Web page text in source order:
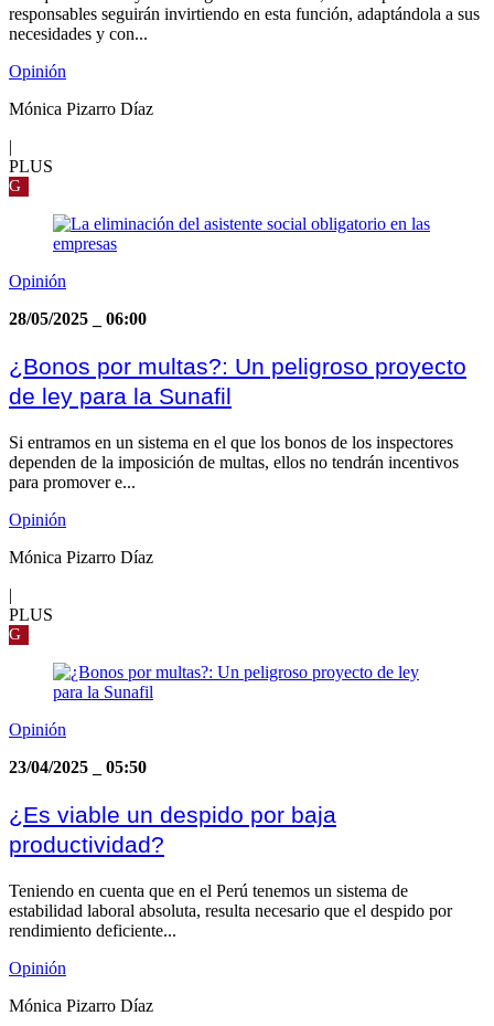
responsables seguirán invirtiendo en esta función, adaptándola a sus
necesidades y con...
Opinión
Mónica Pizarro Díaz
|
PLUS
G
Opinión
28/05/2025
06:00
¿Bonos por multas?: Un peligroso proyecto
de ley para la Sunafil
Si entramos en un sistema en el que los bonos de los inspectores
dependen de la imposición de multas, ellos no tendrán incentivos
para promover e...
Opinión
Mónica Pizarro Díaz
|
PLUS
G
Opinión
23/04/2025
05:50
¿Es viable un despido por baja
productividad?
Teniendo en cuenta que en el Perú tenemos un sistema de
estabilidad laboral absoluta, resulta necesario que el despido por
rendimiento deficiente...
Opinión
Mónica Pizarro Díaz